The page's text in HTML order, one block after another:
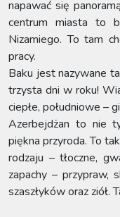
napawać się
centrum miasta to
Nizamiego. To tam
pracy.
Baku jest nazywane
trzysta dni w roku!
ciepłe, południowe –
Azerbejdżan to nie
piękna przyroda. To
rodzaju – tłoczne,
zapachy – przypraw,
szaszłyków oraz ziół.